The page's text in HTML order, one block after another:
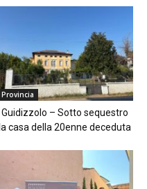
Provincia
Guidizzolo – Sotto sequestro
la casa della 20enne deceduta